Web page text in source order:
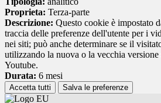
Proprieta: Terza-parte
Descrizione: Questo cookie è impostato
traccia delle preferenze dell'utente per i
nei siti; può anche determinare se il
utilizzando la nuova o la vecchia
Youtube.
Durata: 6 mesi
Accetta tutti Salva le preferenze